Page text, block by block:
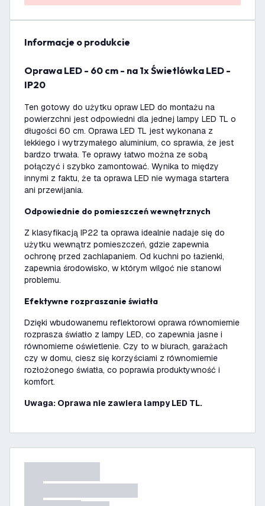
informacje o produkcie
Oprawa LED - 60 cm - na 1x Świetlówka LED -
IP20
Ten gotowy do użytku opraw LED do montażu na
powierzchni jest odpowiedni dla jednej lampy LED TL o
długości 60 cm. Oprawa LED TL jest wykonana z
lekkiego i wytrzymałego aluminium, co sprawia, że jest
bardzo trwała. Te oprawy łatwo można ze sobą
połączyć i szybko zamontować. Wynika to między
innymi z faktu, że ta oprawa LED nie wymaga startera
ani przewijania.
Odpowiednie do pomieszczeń wewnętrznych
Z klasyfikacją IP22 ta oprawa idealnie nadaje się do
użytku wewnątrz pomieszczeń, gdzie zapewnia
ochronę przed zachlapaniem. Od kuchni po łazienki,
zapewnia środowisko, w którym wilgoć nie stanowi
problemu.
Efektywne rozpraszanie światła
Dzięki wbudowanemu reflektorowi oprawa równomiernie
rozprasza światło z lampy LED, co zapewnia jasne i
równomierne oświetlenie. Czy to w biurach, garażach
czy w domu, ciesz się korzyściami z równomiernie
rozłożonego światła, co poprawia produktywność i
komfort.
Uwaga: Oprawa nie zawiera lampy LED TL.